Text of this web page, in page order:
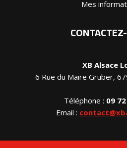
Mes
XB Alsace
6 Rue du Maire Gruber,
Téléphone : 09
Email :